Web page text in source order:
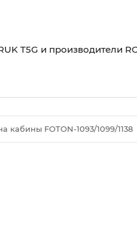
T5G и производители
кабины FOTON-1093/1099/1138